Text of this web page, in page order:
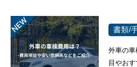
書類/
外車の
目やおす